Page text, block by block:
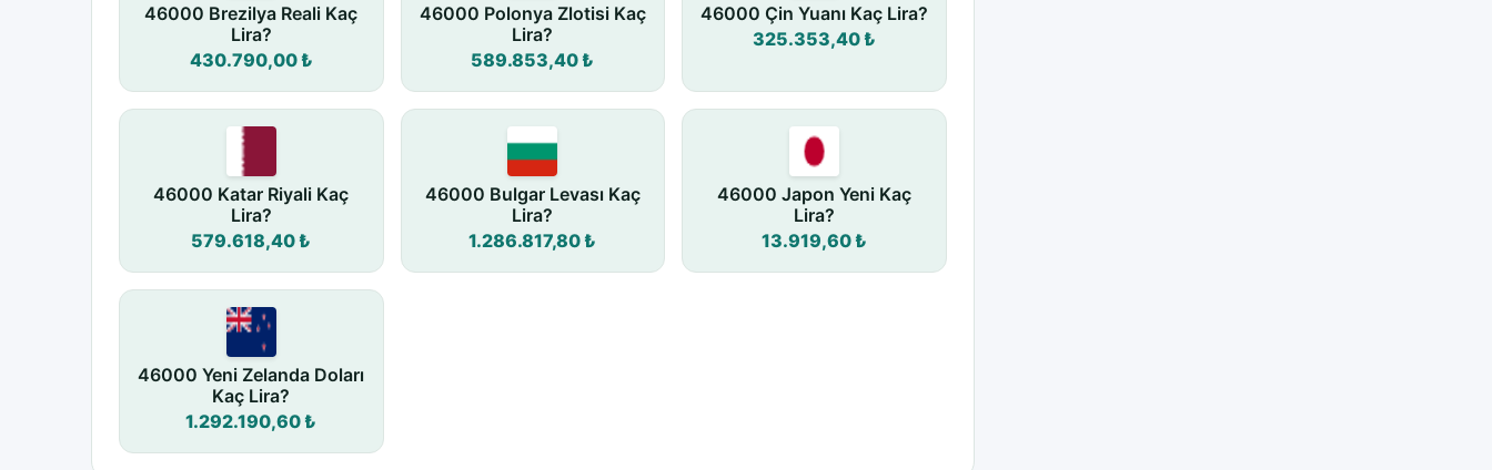
46000 Brezilya Reali Kaç
Lira?
430.790,00 ₺
46000 Polonya Zlotisi Kaç
Lira?
589.853,40 ₺
46000 Çin Yuanı Kaç Lira?
325.353,40 ₺
46000 Katar Riyali Kaç
Lira?
579.618,40 ₺
46000 Bulgar Levası Kaç
Lira?
1.286.817,80 ₺
46000 Japon Yeni Kaç
Lira?
13.919,60 ₺
46000 Yeni Zelanda Doları
Kaç Lira?
1.292.190,60 ₺